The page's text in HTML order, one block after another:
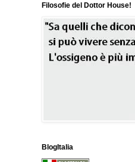
Filosofie del Dottor House!
BlogItalia